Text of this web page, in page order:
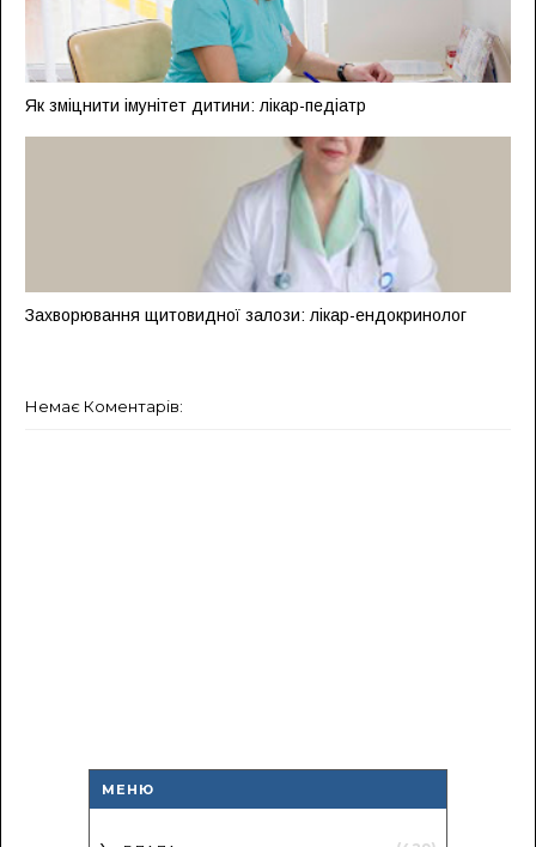
Як зміцнити імунітет дитини: лікар-педіатр
Захворювання щитовидної залози: лікар-ендокринолог
Немає Коментарів:
МЕНЮ